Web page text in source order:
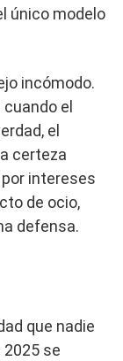
único modelo
incómodo.
el
el
certeza
intereses
de ocio,
defensa.
que nadie
2025 se